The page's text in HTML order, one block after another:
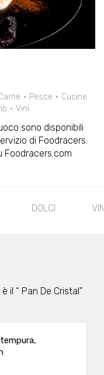
Pesce
Cucine
Vini
sono disponibili
di Foodracers.
Foodracers.com
DOLCI
il “ Pan De Cristal”